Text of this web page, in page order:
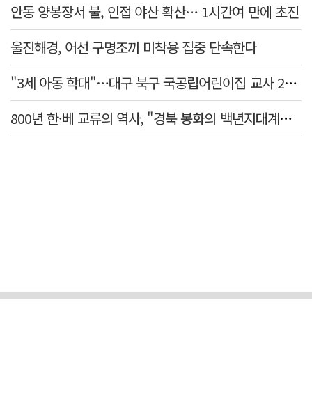
안동 양봉장서 불, 인접 야산 확산… 1시간여 만에 초진
울진해경, 어선 구명조끼 미착용 집중 단속한다
"3세 아동 학대"…대구 북구 국공립어린이집 교사 2명 검찰 송치
800년 한·베 교류의 역사, "경북 봉화의 백년지대계로 피어난다"